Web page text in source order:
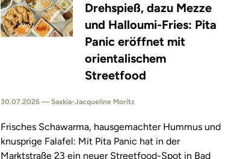
Drehspieß, dazu Mezze
und Halloumi-Fries: Pita
Panic eröffnet mit
orientalischem
Streetfood
30.07.2026 — Saskia-Jacqueline Moritz
Frisches Schawarma, hausgemachter Hummus und
knusprige Falafel: Mit Pita Panic hat in der
Marktstraße 23 ein neuer Streetfood-Spot in Bad